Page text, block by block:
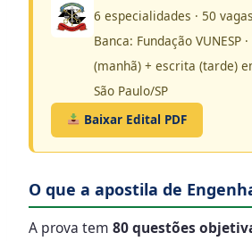
6 especialidades · 50
Banca: Fundação VUNESP
(manhã) + escrita (tarde)
São Paulo/SP
Baixar Edital PDF
O que a apostila de
A prova tem 80 questões